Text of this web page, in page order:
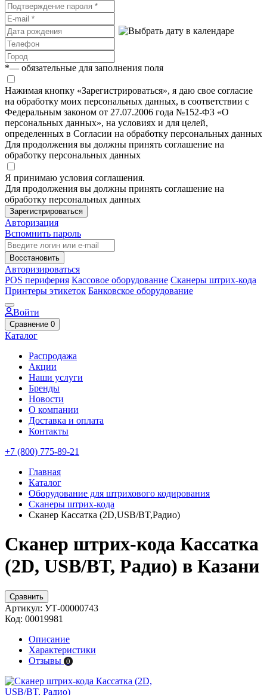
*— обязательные для заполнения поля
Нажимая кнопку «Зарегистрироваться», я даю свое согласие
на обработку моих персональных данных, в соответствии с
Федеральным законом от 27.07.2006 года №152-ФЗ «О
персональных данных», на условиях и для целей,
определенных в Согласии на обработку персональных данных
Для продолжения вы должны принять соглашение на
обработку персональных данных
Я принимаю условия соглашения.
Для продолжения вы должны принять соглашение на
обработку персональных данных
Зарегистрироваться
Авторизация
Вспомнить пароль
Восстановить
Авторизироваться
POS периферия Кассовое оборудование Сканеры штрих-кода
Принтеры этикеток Банковское оборудование
Войти
Сравнение 0
Каталог
Распродажа
Акции
Наши услуги
Бренды
Новости
О компании
Доставка и оплата
Контакты
+7 (800) 775-89-21
Главная
Каталог
Оборудование для штрихового кодирования
Сканеры штрих-кода
Сканер Кассатка (2D,USB/BT,Радио)
Сканер штрих-кода Кассатка
(2D, USB/BT, Радио) в Казани
Сравнить
Артикул: УТ-00000743
Код: 00019981
Описание
Характеристики
Отзывы 0